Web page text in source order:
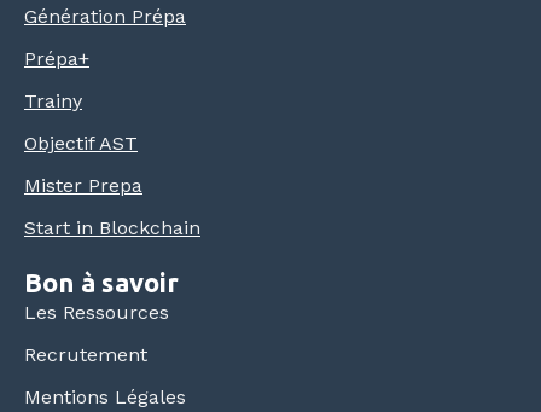
Génération Prépa
Prépa+
Trainy
Objectif AST
Mister Prepa
Start in Blockchain
Bon à savoir
Les Ressources
Recrutement
Mentions Légales